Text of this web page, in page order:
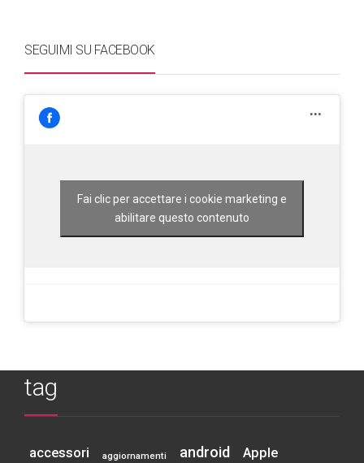
SEGUIMI SU FACEBOOK
Fai clic per accettare i cookie marketing e
abilitare questo contenuto
tag
accessori aggiornamenti android Apple